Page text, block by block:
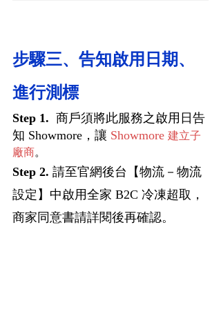
步驟三、告知啟用日期、
進行測標
Step 1. 商戶須將此服務之啟用日告
知 Showmore， 讓 Showmore 建立子
廠商。
Step 2. 請至官網後台【物流－物流
設定】中啟用全家 B2C 冷凍超取，
商家同意書請詳閱後再確認。